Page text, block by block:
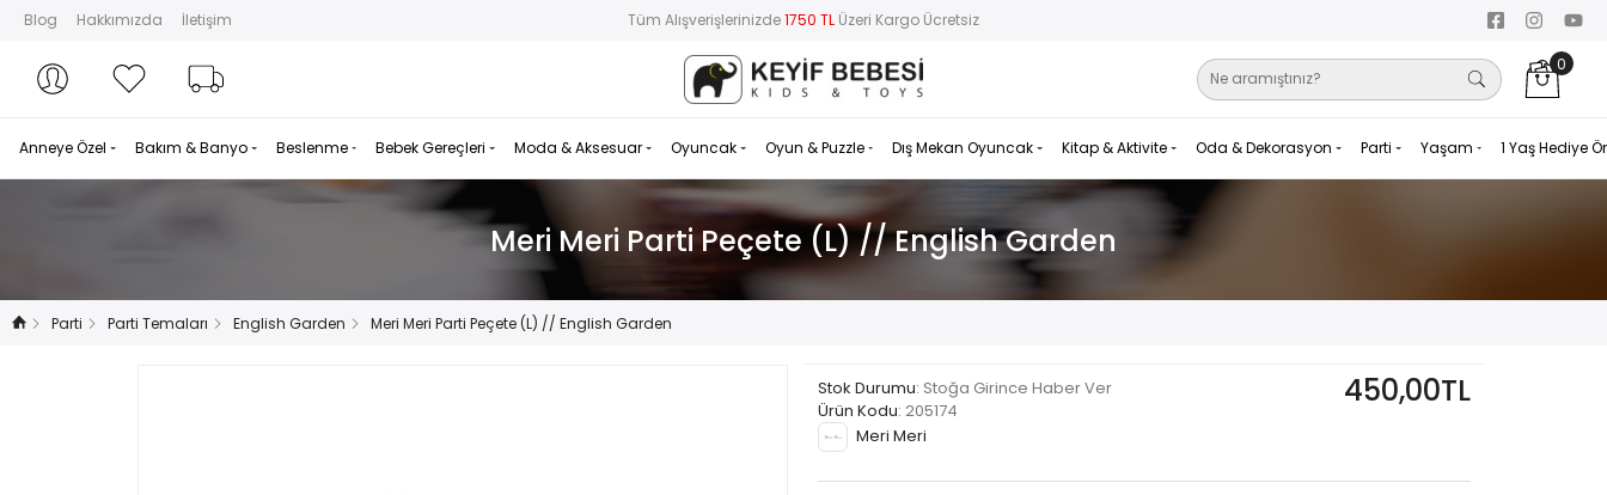
Blog Hakkımızda İletişim Tüm Alışverişlerinizde1750 TL Üzeri Kargo Ücretsiz
Hesabım
Hesabım Favorilerim 0
Anneye Özel Bakım & Banyo Beslenme Bebek Gereçleri Moda & Aksesuar Oyuncak Oyun & Puzzle Dış Mekan Oyuncak Kitap & Aktivite Oda & Dekorasyon Parti Yaşam 1 Yaş Hediye
Meri Meri Parti Peçete (L) // English Garden
Parti Parti Temaları English Garden Meri Meri Parti Peçete (L) // English Garden
Stok Durumu: Stoğa Girince Haber Ver
Ürün Kodu: 205174
Meri Meri
450,00TL